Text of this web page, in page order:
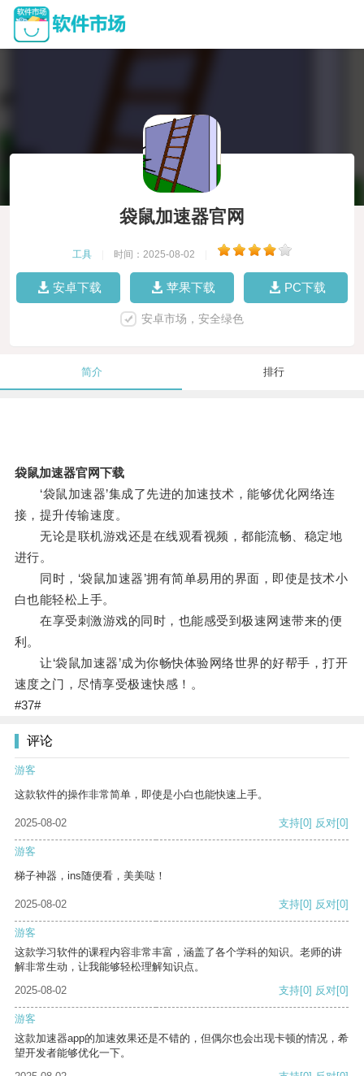
袋鼠加速器官网
工具 时间：2025-08-02
安卓下载 苹果下载 PC下载
安卓市场，安全绿色
简介 排行
袋鼠加速器官网下载
‘袋鼠加速器’集成了先进的加速技术，能够优化网络连
接，提升传输速度。
无论是联机游戏还是在线观看视频，都能流畅、稳定地
进行。
同时，‘袋鼠加速器’拥有简单易用的界面，即使是技术小
白也能轻松上手。
在享受刺激游戏的同时，也能感受到极速网速带来的便
利。
让‘袋鼠加速器’成为你畅快体验网络世界的好帮手，打开
速度之门，尽情享受极速快感！。
#37#
评论
游客
这款软件的操作非常简单，即使是小白也能快速上手。
2025-08-02 支持[0] 反对[0]
游客
梯子神器，ins随便看，美美哒！
2025-08-02 支持[0] 反对[0]
游客
这款学习软件的课程内容非常丰富，涵盖了各个学科的知识。老师的讲
解非常生动，让我能够轻松理解知识点。
2025-08-02
支持[0] 反对[0]
游客
这款加速器app的加速效果还是不错的，但偶尔也会出现卡顿的情况，希
望开发者能够优化一下。